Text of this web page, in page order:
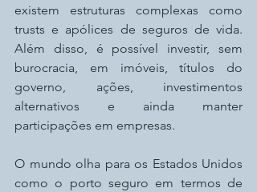
existem estruturas complexas como
trusts e apólices de seguros de vida.
Além disso, é possível investir, sem
burocracia, em imóveis, títulos do
governo, ações, investimentos
alternativos e ainda manter
participações em empresas.
O mundo olha para os Estados Unidos
como o porto seguro em termos de